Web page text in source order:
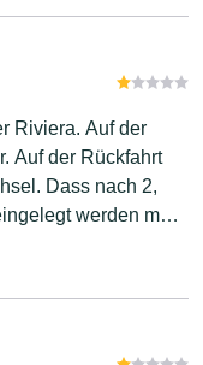
Riviera. Auf der
Auf der Rückfahrt
Dass nach 2,
werden mus,
das ist mir
Der Fahrer von
unbekannt, war
mit dieser